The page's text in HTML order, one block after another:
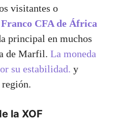
visitantes o
Franco CFA de África
principal en muchos
de Marfil. La moneda
su estabilidad. y
la XOF